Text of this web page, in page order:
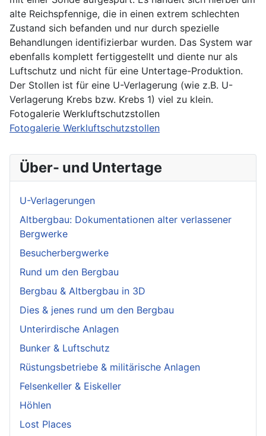
alte Reichspfennige, die in einen extrem schlechten
Zustand sich befanden und nur durch spezielle
Behandlungen identifizierbar wurden. Das System war
ebenfalls komplett fertiggestellt und diente nur als
Luftschutz und nicht für eine Untertage-Produktion.
Der Stollen ist für eine U-Verlagerung (wie z.B. U-
Verlagerung Krebs bzw. Krebs 1) viel zu klein.
Fotogalerie Werkluftschutzstollen
Fotogalerie Werkluftschutzstollen
Über- und Untertage
U-Verlagerungen
Altbergbau: Dokumentationen alter verlassener
Bergwerke
Besucherbergwerke
Rund um den Bergbau
Bergbau & Altbergbau in 3D
Dies & jenes rund um den Bergbau
Unterirdische Anlagen
Bunker & Luftschutz
Rüstungsbetriebe & militärische Anlagen
Felsenkeller & Eiskeller
Höhlen
Lost Places